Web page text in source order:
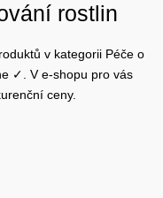
rostlin
v kategorii Péče o
✓. V e-shopu pro vás
ceny.